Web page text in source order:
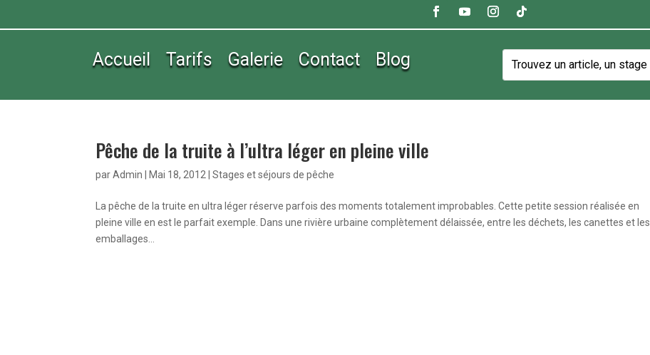
Accueil Tarifs Galerie Contact Blog
Pêche de la truite à l’ultra léger en pleine ville
parAdmin Mai 18, 2012 |Stages et séjours de pêche
La pêche de la truite en ultra léger réserve parfois des moments totalement improbables. Cette petite session réalisée en
pleine ville en est le parfait exemple. Dans une rivière urbaine complètement délaissée, entre les déchets, les canettes et les
emballages...